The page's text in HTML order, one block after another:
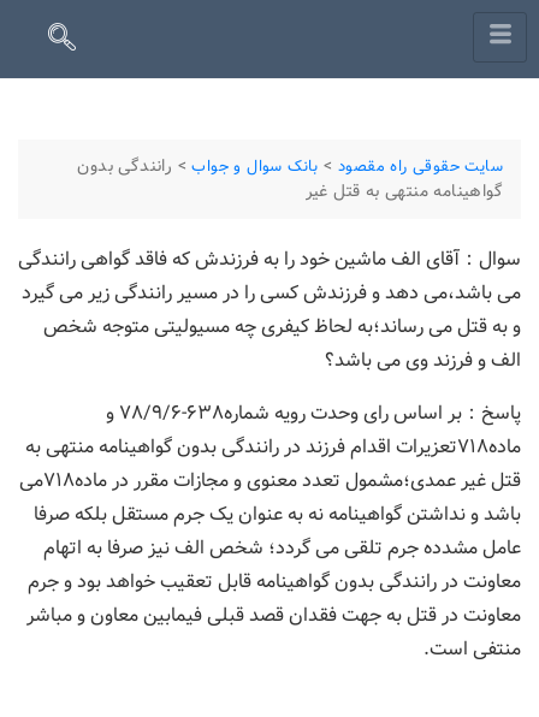
سایت حقوقی راه مقصود > بانک سوال و جواب> رانندگی بدون
گواهینامه منتهی به قتل غیر
سوال：آقای الف ماشین خود را به فرزندش که فاقد گواهی رانندگی
می باشد،می دهد و فرزندش کسی را در مسیر رانندگی زیر می گیرد
و به قتل می رساند؛به لحاظ کیفری چه مسیولیتی متوجه شخص
الف و فرزند وی می باشد؟
پاسخ：بر اساس رای وحدت رویه شماره۶۳۸-۷۸/۹/۶ و
ماده۷۱۸تعزیرات اقدام فرزند در رانندگی بدون گواهینامه منتهی به
قتل غیر عمدی؛مشمول تعدد معنوی و مجازات مقرر در ماده۷۱۸می
باشد و نداشتن گواهینامه نه به عنوان یک جرم مستقل بلکه صرفا
عامل مشدده جرم تلقی می گردد؛ شخص الف نیز صرفا به اتهام
معاونت در رانندگی بدون گواهینامه قابل تعقیب خواهد بود و جرم
معاونت در قتل به جهت فقدان قصد قبلی فیمابین معاون و مباشر
منتفی است.